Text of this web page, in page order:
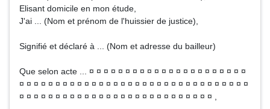
Elisant domicile en mon étude,
J'ai ... (Nom et prénom de l'huissier de justice),
Signifié et déclaré à ... (Nom et adresse du bailleur)
Que selon acte ... ¤ ¤ ¤ ¤ ¤ ¤ ¤ ¤ ¤ ¤ ¤ ¤ ¤ ¤ ¤ ¤ ¤ ¤ ¤ ¤ ¤ ¤
¤ ¤ ¤ ¤ ¤ ¤ ¤ ¤ ¤ ¤ ¤ ¤ ¤ ¤ ¤ ¤ ¤ ¤ ¤ ¤ ¤ ¤ ¤ ¤ ¤ ¤ ¤ ¤ ¤ ¤ ¤ ¤
¤ ¤ ¤ ¤ ¤ ¤ ¤ ¤ ¤ ¤ ¤ ¤ ¤ ¤ ¤ ¤ ¤ ¤ ¤ ¤ ¤ ¤ ¤ ¤ ¤ ¤ ¤ ,